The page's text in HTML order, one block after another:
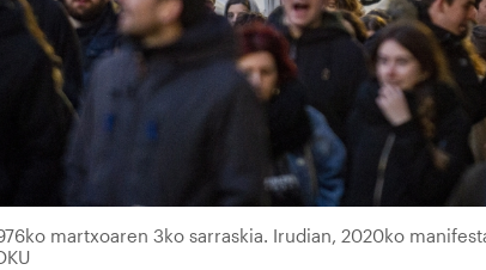
martxoaren 3ko sarraskia. Irudian, 2020ko